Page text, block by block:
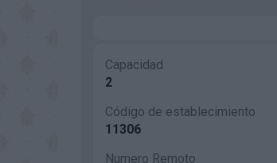
Capacidad
2
Código de establecimiento
11306
Numero Remoto